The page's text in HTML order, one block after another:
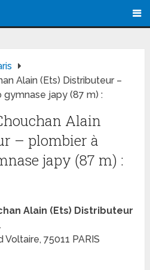
Alain (Ets) Distributeur –
japy (87 m) :
Alain
– plombier à
japy (87 m) :
Alain (Ets) Distributeur
75011 PARIS